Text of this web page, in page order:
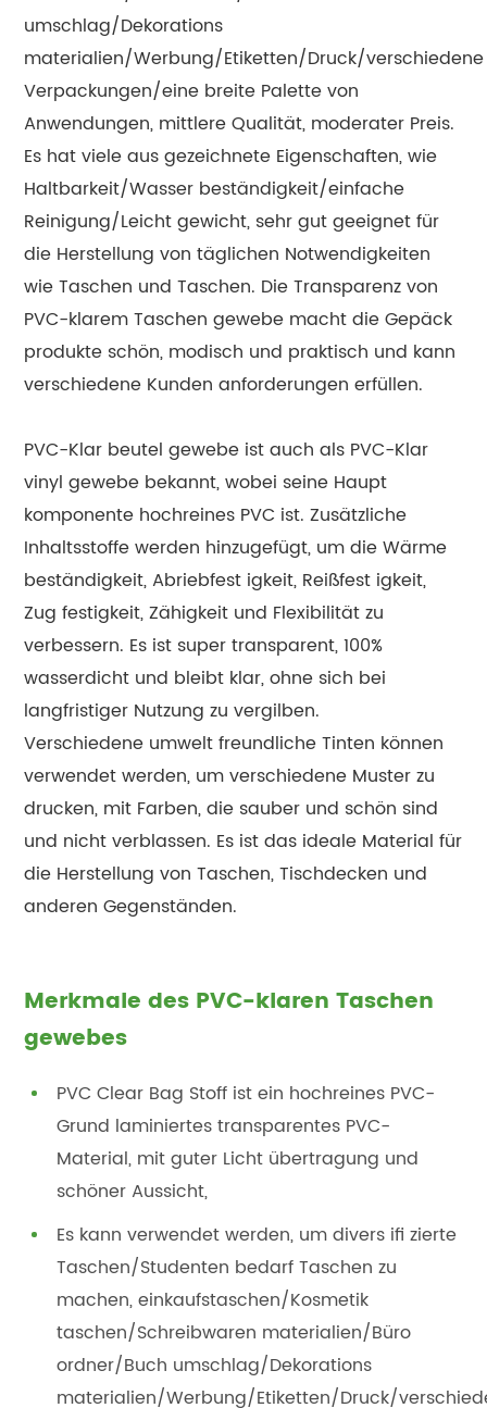
umschlag/Dekorations
materialien/Werbung/Etiketten/Druck/verschiedene
Verpackungen/eine breite Palette von
Anwendungen, mittlere Qualität, moderater Preis.
Es hat viele aus gezeichnete Eigenschaften, wie
Haltbarkeit/Wasser beständigkeit/einfache
Reinigung/Leicht gewicht, sehr gut geeignet für
die Herstellung von täglichen Notwendigkeiten
wie Taschen und Taschen. Die Transparenz von
PVC-klarem Taschen gewebe macht die Gepäck
produkte schön, modisch und praktisch und kann
verschiedene Kunden anforderungen erfüllen.
PVC-Klar beutel gewebe ist auch als PVC-Klar
vinyl gewebe bekannt, wobei seine Haupt
komponente hochreines PVC ist. Zusätzliche
Inhaltsstoffe werden hinzugefügt, um die Wärme
beständigkeit, Abriebfest igkeit, Reißfest igkeit,
Zug festigkeit, Zähigkeit und Flexibilität zu
verbessern. Es ist super transparent, 100%
wasserdicht und bleibt klar, ohne sich bei
langfristiger Nutzung zu vergilben.
Verschiedene umwelt freundliche Tinten können
verwendet werden, um verschiedene Muster zu
drucken, mit Farben, die sauber und schön sind
und nicht verblassen. Es ist das ideale Material für
die Herstellung von Taschen, Tischdecken und
anderen Gegenständen.
Merkmale des PVC-klaren Taschen
gewebes
PVC Clear Bag Stoff ist ein hochreines PVC-
Grund laminiertes transparentes PVC-
Material, mit guter Licht übertragung und
schöner Aussicht,
Es kann verwendet werden, um divers ifi zierte
Taschen/Studenten bedarf Taschen zu
machen, einkaufstaschen/Kosmetik
taschen/Schreibwaren materialien/Büro
ordner/Buch umschlag/Dekorations
materialien/Werbung/Etiketten/Druck/